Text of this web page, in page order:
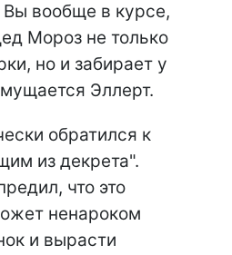
вообще в курсе,
Мороз не только
но и забирает у
Эллерт.
обратился к
из декрета".
что это
ненароком
и вырасти